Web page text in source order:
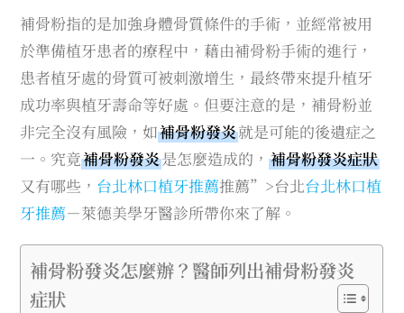
補骨粉指的是加強身體骨質條件的手術，並經常被用
於準備植牙患者的療程中，藉由補骨粉手術的進行，
患者植牙處的骨質可被刺激增生，最終帶來提升植牙
成功率與植牙壽命等好處。但要注意的是，補骨粉並
非完全沒有風險，如補骨粉發炎就是可能的後遺症之
一。究竟補骨粉發炎是怎麼造成的，補骨粉發炎症狀
又有哪些， 台北林口植牙推薦推薦”>台北台北林口植
牙推薦－萊德美學牙醫診所帶你來了解。
補骨粉發炎怎麼辦？醫師列出補骨粉發炎
症狀